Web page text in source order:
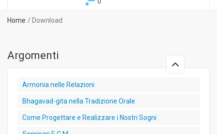
Home Download
Argomenti
Armonia nelle Relazioni
Bhagavad-gita nella Tradizione Orale
Come Progettare e Realizzare i Nostri Sogni